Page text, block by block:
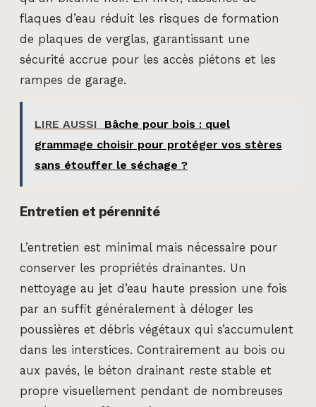
flaques d’eau réduit les risques de formation
de plaques de verglas, garantissant une
sécurité accrue pour les accès piétons et les
rampes de garage.
LIRE AUSSI
Bâche pour bois : quel
grammage choisir pour protéger vos stères
sans étouffer le séchage ?
Entretien et pérennité
L’entretien est minimal mais nécessaire pour
conserver les propriétés drainantes. Un
nettoyage au jet d’eau haute pression une fois
par an suffit généralement à déloger les
poussières et débris végétaux qui s’accumulent
dans les interstices. Contrairement au bois ou
aux pavés, le béton drainant reste stable et
propre visuellement pendant de nombreuses